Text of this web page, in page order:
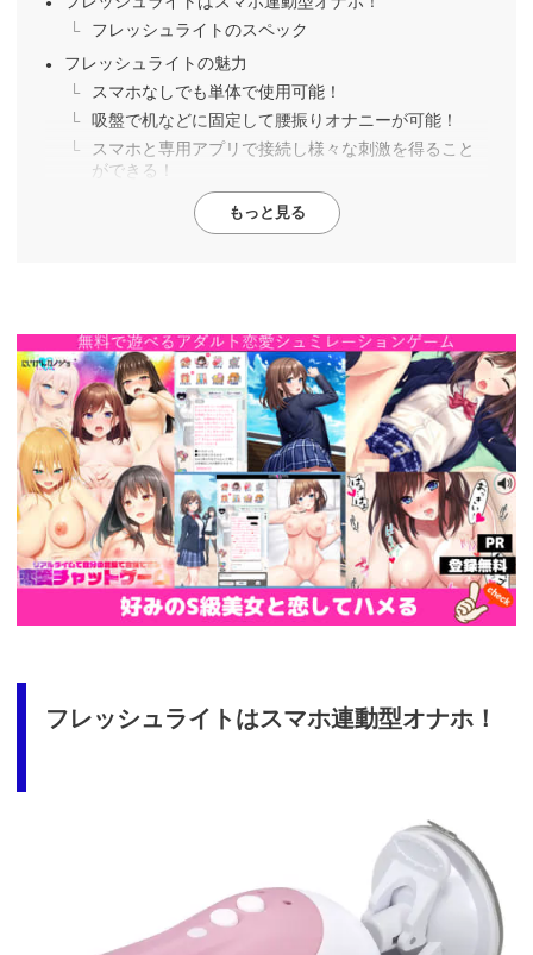
フレッシュライトのスペック
フレッシュライトの魅力
スマホなしでも単体で使用可能！
吸盤で机などに固定して腰振りオナニーが可能！
スマホと専用アプリで接続し様々な刺激を得ること
ができる！
もっと見る
https://cv-
measurement.com/ad/p/r?
medium=261&ad=687&creative=590
フレッシュライトはスマホ連動型オナホ！